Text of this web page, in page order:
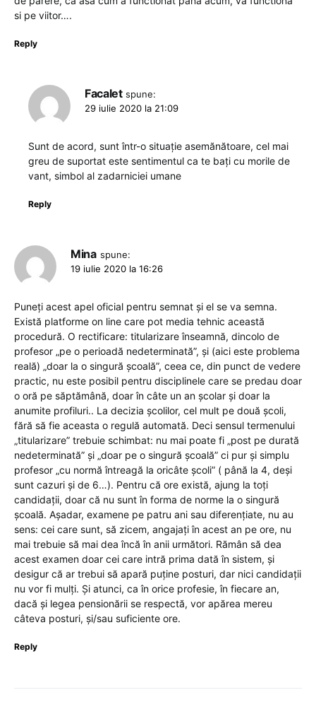
si pe viitor….
Reply
Facalet spune:
29 iulie 2020 la 21:09
Sunt de acord, sunt într-o situație asemănătoare, cel mai
greu de suportat este sentimentul ca te bați cu morile de
vant, simbol al zadarniciei umane
Reply
Mina spune:
19 iulie 2020 la 16:26
Puneți acest apel oficial pentru semnat și el se va semna.
Există platforme on line care pot media tehnic această
procedură. O rectificare: titularizare înseamnă, dincolo de
profesor „pe o perioadă nedeterminată”, și (aici este problema
reală) „doar la o singură școală”, ceea ce, din punct de vedere
practic, nu este posibil pentru disciplinele care se predau doar
o oră pe săptămână, doar în câte un an școlar și doar la
anumite profiluri.. La decizia școlilor, cel mult pe două școli,
fără să fie aceasta o regulă automată. Deci sensul termenului
„titularizare” trebuie schimbat: nu mai poate fi „post pe durată
nedeterminată” și „doar pe o singură școală” ci pur și simplu
profesor „cu normă întreagă la oricâte școli” ( până la 4, deși
sunt cazuri și de 6…). Pentru că ore există, ajung la toți
candidații, doar că nu sunt în forma de norme la o singură
școală. Așadar, examene pe patru ani sau diferențiate, nu au
sens: cei care sunt, să zicem, angajați în acest an pe ore, nu
mai trebuie să mai dea încă în anii următori. Rămân să dea
acest examen doar cei care intră prima dată în sistem, și
desigur că ar trebui să apară puține posturi, dar nici candidații
nu vor fi mulți. Și atunci, ca în orice profesie, în fiecare an,
dacă și legea pensionării se respectă, vor apărea mereu
câteva posturi, și/sau suficiente ore.
Reply